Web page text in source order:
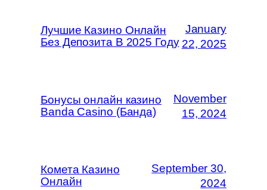
Лучшие Казино Онлайн
Без Депозита В 2025 Году
January
22, 2025
Бонусы онлайн казино
Banda Casino (Банда)
November
15, 2024
Комета Казино
Онлайн
September 30,
2024